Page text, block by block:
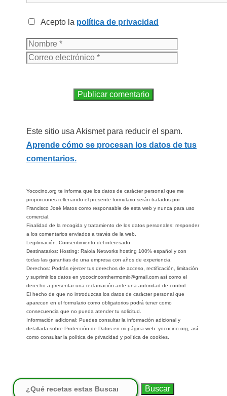
Acepto la política de privacidad
Este sitio usa Akismet para reducir el spam.
Aprende cómo se procesan los datos de tus
comentarios.
Yococino.org te informa que los datos de carácter personal que me
proporciones rellenando el presente formulario serán tratados por
Francisco José Matos como responsable de esta web y nunca para uso
comercial.
Finalidad de la recogida y tratamiento de los datos personales: responder
a los comentarios enviados a través de la web.
Legitimación: Consentimiento del interesado.
Destinatarios: Hosting: Raiola Networks hosting 100% español y con
todas las garantias de una empresa con años de experiencia.
Derechos: Podrás ejercer tus derechos de acceso, rectificación, limitación
y suprimir los datos en yococinconthermomix@gmail.com así como el
derecho a presentar una reclamación ante una autoridad de control.
El hecho de que no introduzcas los datos de carácter personal que
aparecen en el formulario como obligatorios podrá tener como
consecuencia que no pueda atender tu solicitud.
Información adicional: Puedes consultar la información adicional y
detallada sobre Protección de Datos en mi página web: yococino.org, así
como consultar la política de privacidad y política de cookies.
Buscar: